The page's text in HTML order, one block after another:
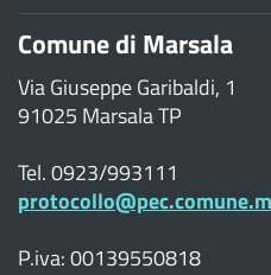
Comune di Marsala
Via Giuseppe Garibaldi, 1
91025 Marsala TP
Tel. 0923/993111
P.iva: 00139550818